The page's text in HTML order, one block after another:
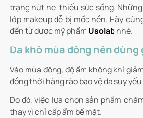
trạng nứt nẻ, thiếu sức sống.
lớp makeup dễ bị mốc nền. Hãy
đến từ dược mỹ phẩm Usolabnhé.
Da khô mùa đông nên dùng
Vào mùa đông, độ ẩm không khí
đồng thời hàng rào bảo vệ da suy
Do đó, việc lựa chọn sản phẩm
thay vì chỉ cấp ẩm bề mặt.